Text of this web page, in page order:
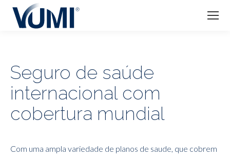
Seguro de saúde
internacional com
cobertura mundial
Com uma ampla variedade de planos de saude, que cobrem